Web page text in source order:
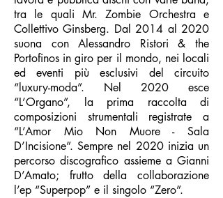
tra le quali Mr. Zombie Orchestra e
Collettivo Ginsberg. Dal 2014 al 2020
suona con Alessandro Ristori & the
Portofinos in giro per il mondo, nei locali
ed eventi più esclusivi del circuito
“luxury-moda”. Nel 2020 esce
“L’Organo”, la prima raccolta di
composizioni strumentali registrate a
“L’Amor Mio Non Muore - Sala
D’Incisione”. Sempre nel 2020 inizia un
percorso discografico assieme a Gianni
D’Amato; frutto della collaborazione
l’ep “Superpop” e il singolo “Zero”.